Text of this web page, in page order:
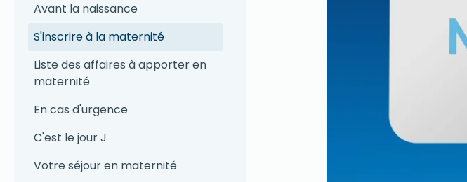
Avant la naissance
S'inscrire à la maternité
Liste des affaires à apporter en
maternité
En cas d'urgence
C'est le jour J
Votre séjour en maternité